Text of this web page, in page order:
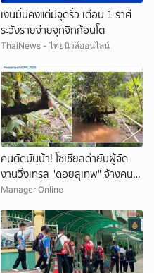
เงินมั่นคงแต่มีจุดรั่ว เตือน 1 ราศี
ระวังรายจ่ายจุกจิกก้อนโต
ThaiNews - ไทยนิวส์ออนไลน์
คนตัดมันบ้า! โซเชียลด่ายับผู้จัด
งานวิ่งเทรล "ดอยสุเทพ" จ้างคน
ตัดต้นไม้ปรับเส้นทางในเขตอุทยา
Manager Online